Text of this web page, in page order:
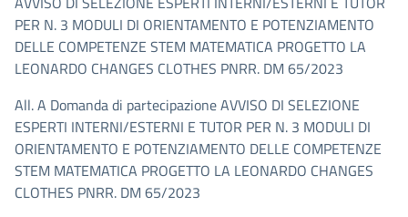
PER N. 3 MODULI DI ORIENTAMENTO E POTENZIAMENTO
DELLE COMPETENZE STEM MATEMATICA PROGETTO LA
LEONARDO CHANGES CLOTHES PNRR. DM 65/2023
All. A Domanda di partecipazione AVVISO DI SELEZIONE
ESPERTI INTERNI/ESTERNI E TUTOR PER N. 3 MODULI DI
ORIENTAMENTO E POTENZIAMENTO DELLE COMPETENZE
STEM MATEMATICA PROGETTO LA LEONARDO CHANGES
CLOTHES PNRR. DM 65/2023